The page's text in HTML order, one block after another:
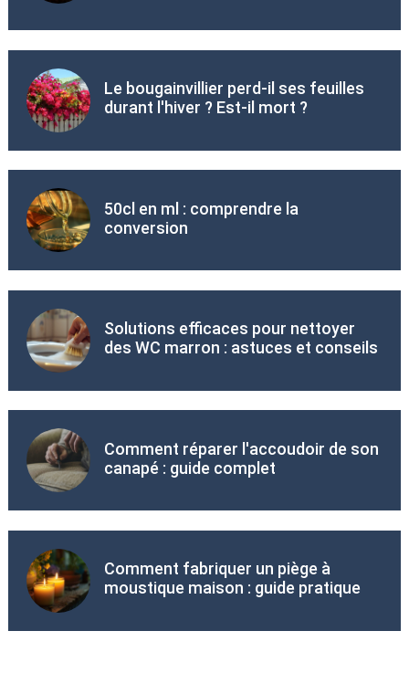
Le bougainvillier perd-il ses feuilles
durant l'hiver ? Est-il mort ?
50cl en ml : comprendre la
conversion
Solutions efficaces pour nettoyer
des WC marron : astuces et conseils
Comment réparer l'accoudoir de son
canapé : guide complet
Comment fabriquer un piège à
moustique maison : guide pratique